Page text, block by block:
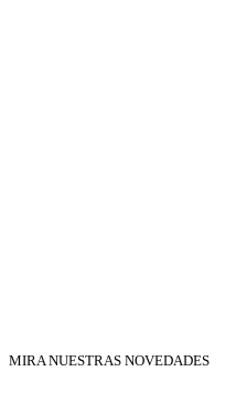
MIRA NUESTRAS NOVEDADES